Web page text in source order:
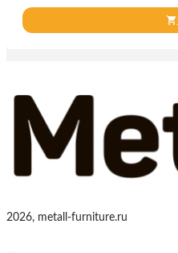
2026, metall-furniture.ru